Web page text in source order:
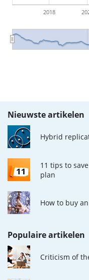
2018
Nieuwste artikelen
Hybrid
11 tips to
plan
How to buy
Populaire artikelen
Criticism of